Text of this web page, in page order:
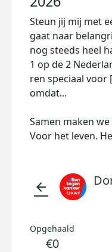
Steun jij mij met
gaat naar
nog steeds heel
1 op de 2
ren speciaal voor
omdat...
Samen maken
Voor het leven.
arrow_back
Opgehaald
€0